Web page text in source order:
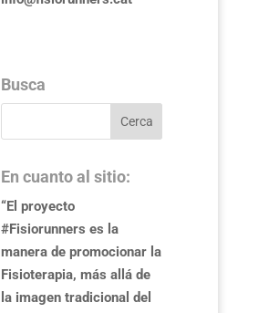
Busca
En cuanto al sitio:
“El proyecto
#Fisiorunners es la
manera de promocionar la
Fisioterapia, más allá de
la imagen tradicional del